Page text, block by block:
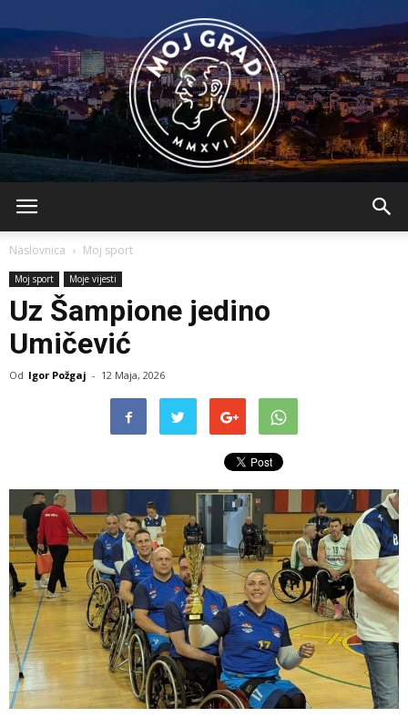
Naslovnica Moj sport
Moj sport Moje vijesti
Uz Šampione jedino
Umičević
Od Igor Požgaj - 12 Maja, 2026